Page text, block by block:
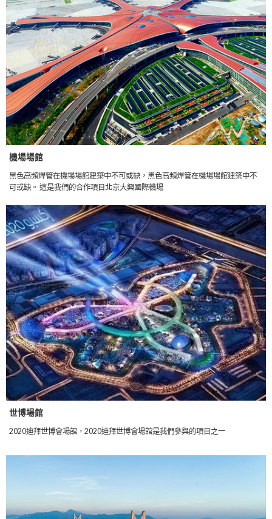
機場場館
黑色高頻焊管在機場場館建築中不可或缺，黑色高頻焊管在機場場館建築中不
可或缺。 這是我們的合作項目北京大興國際機場
世博場館
2020迪拜世博會場館，2020迪拜世博會場館是我們參與的項目之一